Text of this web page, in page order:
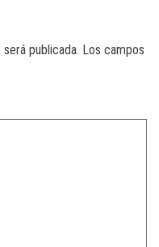
publicada. Los campos